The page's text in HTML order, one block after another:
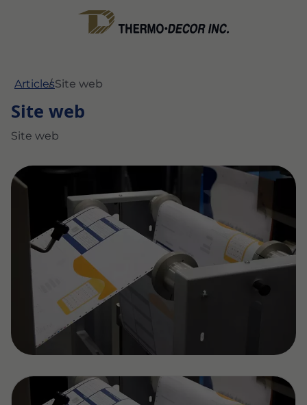
ArticlesSite web
Site web
Site web